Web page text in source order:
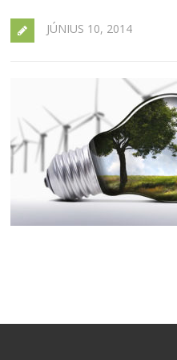
JÚNIUS 10, 2014